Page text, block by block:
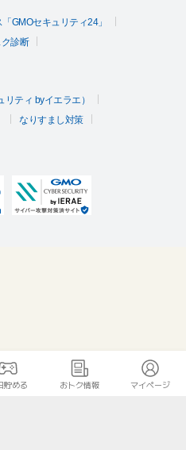
GMOセキュリティ24」
診断
ティ byイエラエ）
なりすまし対策
貯める おトク情報 マイページ